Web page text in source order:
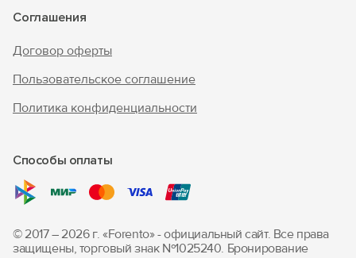
Соглашения
Договор оферты
Пользовательское соглашение
Политика конфиденциальности
Способы оплаты
© 2017 – 2026 г. «Forento» - официальный сайт. Все права
защищены, торговый знак Nº1025240. Бронирование